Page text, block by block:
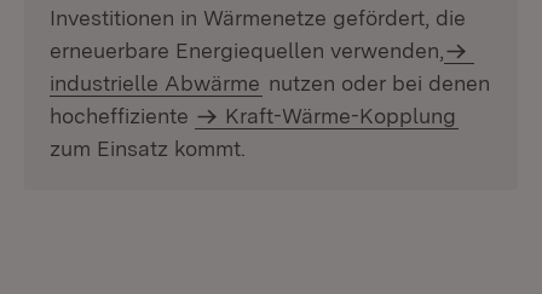
Investitionen in Wärmenetze gefördert, die
erneuerbare Energiequellen verwenden,
industrielle Abwärme nutzen oder bei denen
hocheffiziente
Kraft-Wärme-Kopplung
zum Einsatz kommt.